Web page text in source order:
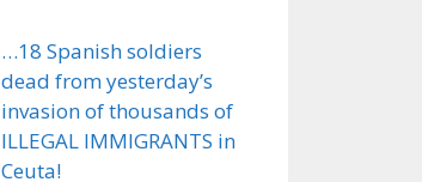
…18 Spanish soldiers
dead from yesterday’s
invasion of thousands of
ILLEGAL IMMIGRANTS in
Ceuta!